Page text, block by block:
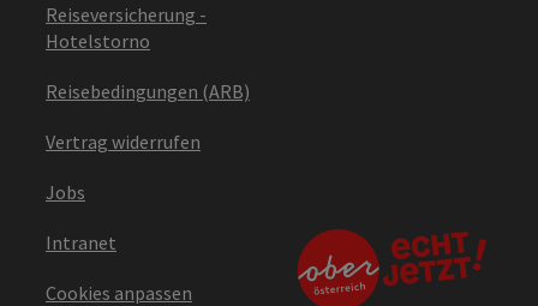
Reiseversicherung -
Hotelstorno
Reisebedingungen (ARB)
Vertrag widerrufen
Jobs
Intranet
Cookies anpassen